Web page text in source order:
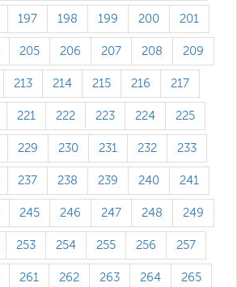
197 198 199 200 201
205 206 207 208 209
213 214 215 216 217
221 222 223 224 225
229 230 231 232 233
237 238 239 240 241
245 246 247 248 249
253 254 255 256 257
261 262 263 264 265